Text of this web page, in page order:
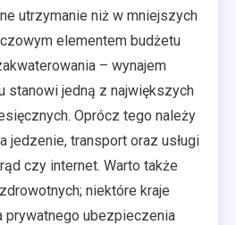
utrzymanie niż w mniejszych
elementem budżetu
– wynajem
stanowi jedną z największych
Oprócz tego należy
jedzenie, transport oraz usługi
czy internet. Warto także
niektóre kraje
prywatnego ubezpieczenia